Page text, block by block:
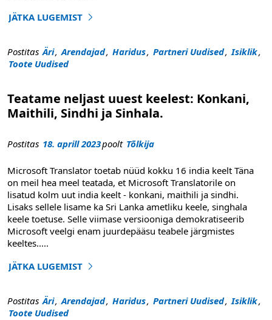
JÄTKA LUGEMIST
"Alam-Sorbia keele tutvustamine"
Postitas Äri, Arendajad, Haridus, Partneri Uudised, Isiklik,
Toote Uudised
Teatame neljast uuest keelest: Konkani,
Maithili, Sindhi ja Sinhala.
Postitas 18. aprill 2023poolt Tõlkija
Microsoft Translator toetab nüüd kokku 16 india keelt Täna
on meil hea meel teatada, et Microsoft Translatorile on
lisatud kolm uut india keelt - konkani, maithili ja sindhi.
Lisaks sellele lisame ka Sri Lanka ametliku keele, singhala
keele toetuse. Selle viimase versiooniga demokratiseerib
Microsoft veelgi enam juurdepääsu teabele järgmistes
keeltes.....
JÄTKA LUGEMIST
"Teatame neljast uuest keelest: Konkani, Maithili, Sindhi
Postitas Äri, Arendajad, Haridus, Partneri Uudised, Isiklik,
Toote Uudised